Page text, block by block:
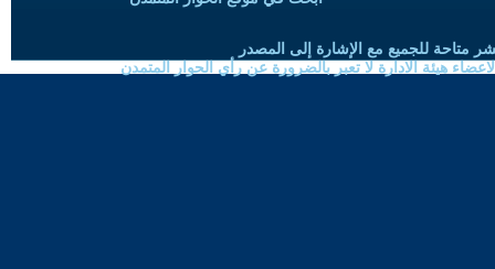
متاحة للجميع مع الإشارة إلى المصدر
هيئة الادارة لا تعبر بالضرورة عن رأي الحوار المتمدن